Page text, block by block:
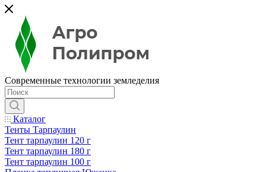
Современные технологии земледелия
Каталог
Тенты Тарпаулин
Тент тарпаулин 120 г
Тент тарпаулин 180 г
Тент тарпаулин 100 г